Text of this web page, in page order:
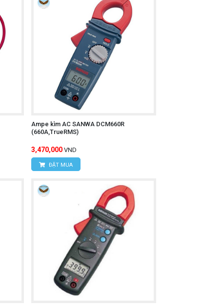
Ampe kìm AC SANWA DCM660R
(660A,TrueRMS)
3,470,000 VND
ĐẶT MUA